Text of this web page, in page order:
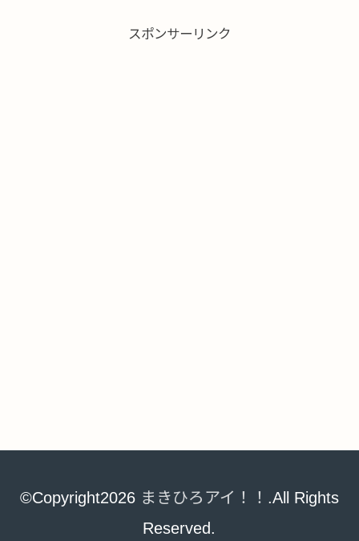
スポンサーリンク
©Copyright2026 まきひろアイ！！ .All Rights
Reserved.